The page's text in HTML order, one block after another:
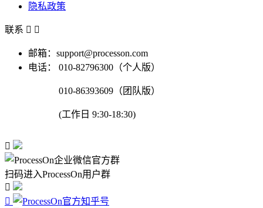
隐私政策
联系  
邮箱：support@processon.com
电话：
010-82796300（个人版）
010-86393609（团队版）
(工作日 9:30-18:30)

扫码进入ProcessOn用户群

